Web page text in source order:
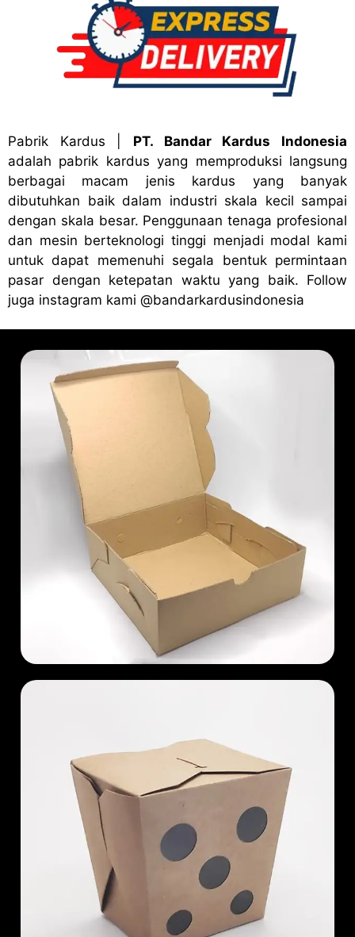
Pabrik Kardus
PT. Bandar Kardus Indonesia
adalah pabrik kardus yang memproduksi langsung
berbagai macam jenis kardus yang banyak
dibutuhkan baik dalam industri skala kecil sampai
dengan skala besar. Penggunaan tenaga profesional
dan mesin berteknologi tinggi menjadi modal kami
untuk dapat memenuhi segala bentuk permintaan
pasar dengan ketepatan waktu yang baik. Follow
juga instagram kami @bandarkardusindonesia